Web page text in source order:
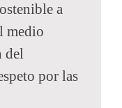
a
medio
del
por las